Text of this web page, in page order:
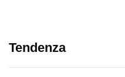
Tendenza